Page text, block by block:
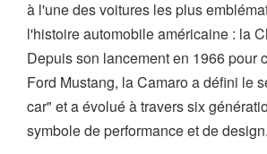
à l'une des voitures les plus
l'histoire automobile américaine : la
Depuis son lancement en 1966 pour
Ford Mustang, la Camaro a défini le
car" et a évolué à travers six
symbole de performance et de design.